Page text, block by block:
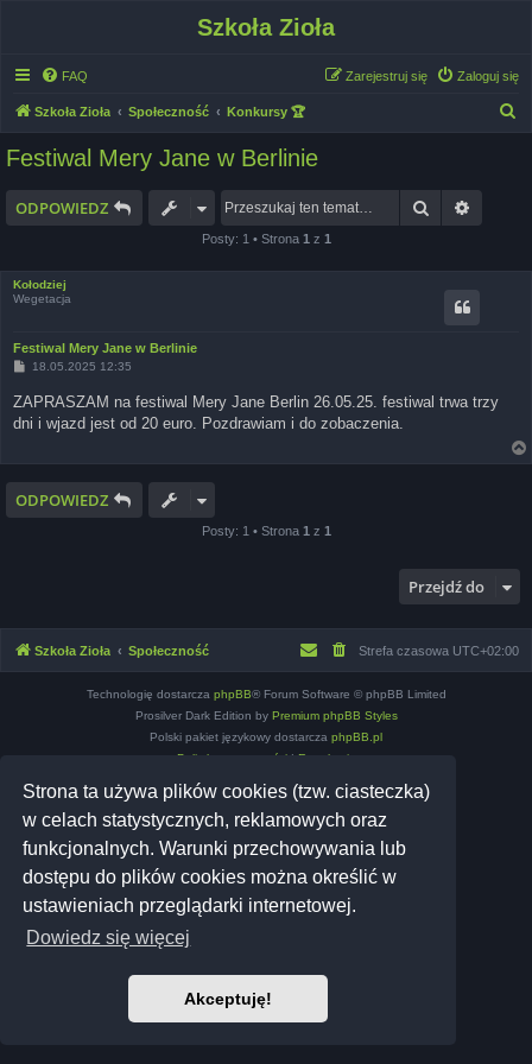
Strona ta używa plików cookies (tzw. ciasteczka)
w celach statystycznych, reklamowych oraz
funkcjonalnych. Warunki przechowywania lub
dostępu do plików cookies można określić w
ustawieniach przeglądarki internetowej.
Dowiedz się więcej
Akceptuję!
Szkoła Zioła
FAQ Zaloguj się
Zarejestruj się
Szkoła Zioła Społeczność Konkursy 🏆
Festiwal Mery Jane w Berlinie
ODPOWIEDZ Szukaj
Posty: 1 • Strona 1 z 1
Kołodziej
Wegetacja
Festiwal Mery Jane w Berlinie
P
s
t
18.05.2025 12:35
ZAPRASZAM na festiwal Mery Jane Berlin 26.05.25. festiwal trwa trzy
dni i wjazd jest od 20 euro. Pozdrawiam i do zobaczenia.
ODPOWIEDZ
Posty: 1 • Strona 1 z 1
Przejdź do
Szkoła Zioła Społeczność Strefa czasowa UTC+02:00
Technologię dostarcza phpBB® Forum Software © phpBB Limited
Prosilver Dark Edition by Premium phpBB Styles
Polski pakiet językowy dostarcza phpBB.pl
Polityka prywatności| Regulamin